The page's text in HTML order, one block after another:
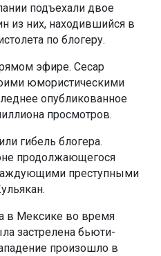
подъехали двое
из них, находившийся в
по блогеру.
эфире. Сесар
юмористическими
опубликованное
просмотров.
гибель блогера.
продолжающегося
преступными
в Мексике во время
застрелена бьюти-
произошло в